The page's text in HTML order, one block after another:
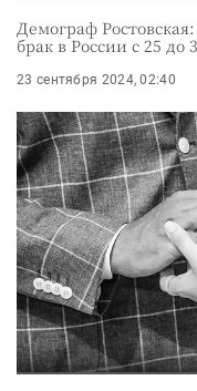
Демограф
брак в России с 25 до
23 сентября 2024, 02:40